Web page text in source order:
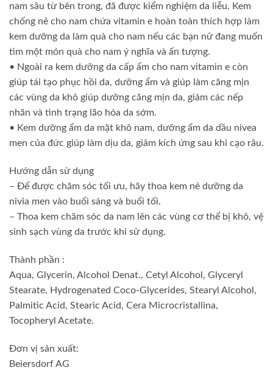
nam sâu từ bên trong, đã được kiểm nghiệm da liễu. Kem
chống nẻ cho nam chứa vitamin e hoàn toàn thích hợp làm
kem dưỡng da làm quà cho nam nếu các bạn nữ đang muốn
tìm một món quà cho nam ý nghĩa và ấn tượng.
• Ngoài ra kem dưỡng da cấp ẩm cho nam vitamin e còn
giúp tái tạo phục hồi da, dưỡng ẩm và giúp làm căng mịn
các vùng da khô giúp dưỡng căng mịn da, giảm các nếp
nhăn và tình trạng lão hóa da sớm.
• Kem dưỡng ẩm da mặt khô nam, dưỡng ẩm da dầu nivea
men của đức giúp làm dịu da, giảm kích ứng sau khi cạo râu.
Hướng dẫn sử dụng
– Để được chăm sóc tối ưu, hãy thoa kem nẻ dưỡng da
nivia men vào buổi sáng và buổi tối.
– Thoa kem chăm sóc da nam lên các vùng cơ thể bị khô, vệ
sinh sạch vùng da trước khi sử dụng.
Thành phần :
Aqua, Glycerin, Alcohol Denat., Cetyl Alcohol, Glyceryl
Stearate, Hydrogenated Coco-Glycerides, Stearyl Alcohol,
Palmitic Acid, Stearic Acid, Cera Microcristallina,
Tocopheryl Acetate.
Đơn vị sản xuất:
Beiersdorf AG